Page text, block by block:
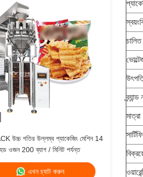
উচ্চ গতির উল্লম্ব প্যাকেজিং মেশিন 14
ওজন 200 ব্যাগ / মিনিট পর্যন্ত
এখন চ্যাট করুন
ব্র্যান্ড